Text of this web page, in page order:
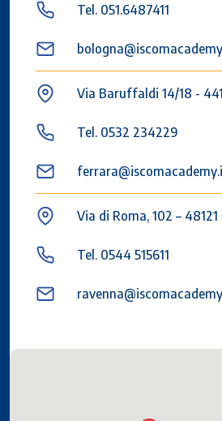
Tel. 051.6487411
Via Baruffaldi 14/18 -
Tel. 0532 234229
Via di Roma, 102 –
Tel. 0544 515611